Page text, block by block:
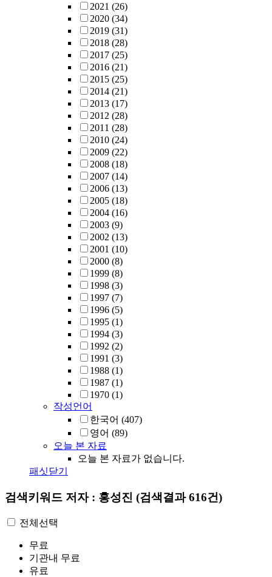
2021 (26)
2020 (34)
2019 (31)
2018 (28)
2017 (25)
2016 (21)
2015 (25)
2014 (21)
2013 (17)
2012 (28)
2011 (28)
2010 (24)
2009 (22)
2008 (18)
2007 (14)
2006 (13)
2005 (18)
2004 (16)
2003 (9)
2002 (13)
2001 (10)
2000 (8)
1999 (8)
1998 (3)
1997 (7)
1996 (5)
1995 (1)
1994 (3)
1992 (2)
1991 (3)
1988 (1)
1987 (1)
1970 (1)
작성언어
한국어 (407)
영어 (89)
오늘 본 자료
오늘 본 자료가 없습니다.
패싯닫기
검색키워드 저자 : 홍성진 (검색결과 616건)
전체선택
무료
기관내 무료
유료